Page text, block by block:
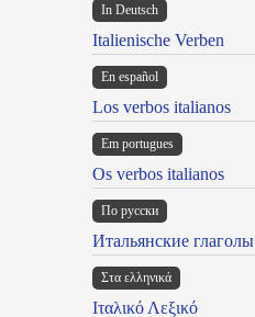
In Deutsch
Italienische Verben
En español
Los verbos italianos
Em portugues
Os verbos italianos
По русски
Итальянские глаголы
Στα ελληνικά
Ιταλικό Λεξικό